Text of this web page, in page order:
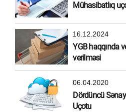
Mühasibatlıq
16.12.2024
YGB haqqında
verilməsi
06.04.2020
Dördüncü
Uçotu